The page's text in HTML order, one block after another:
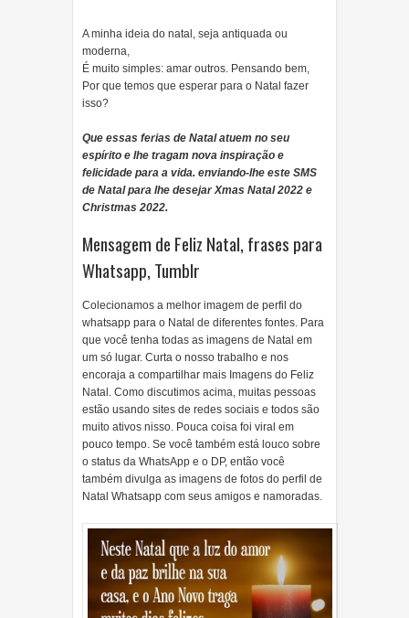
A minha ideia do natal, seja antiquada ou
moderna,
É muito simples: amar outros. Pensando bem,
Por que temos que esperar para o Natal fazer
isso?
Que essas ferias de Natal atuem no seu
espírito e lhe tragam nova inspiração e
felicidade para a vida. enviando-lhe este SMS
de Natal para lhe desejar Xmas Natal 2022 e
Christmas 2022.
Mensagem de Feliz Natal, frases para
Whatsapp, Tumblr
Colecionamos a melhor imagem de perfil do
whatsapp para o Natal de diferentes fontes. Para
que você tenha todas as imagens de Natal em
um só lugar. Curta o nosso trabalho e nos
encoraja a compartilhar mais Imagens do Feliz
Natal. Como discutimos acima, muitas pessoas
estão usando sites de redes sociais e todos são
muito ativos nisso. Pouca coisa foi viral em
pouco tempo. Se você também está louco sobre
o status da WhatsApp e o DP, então você
também divulga as imagens de fotos do perfil de
Natal Whatsapp com seus amigos e namoradas.